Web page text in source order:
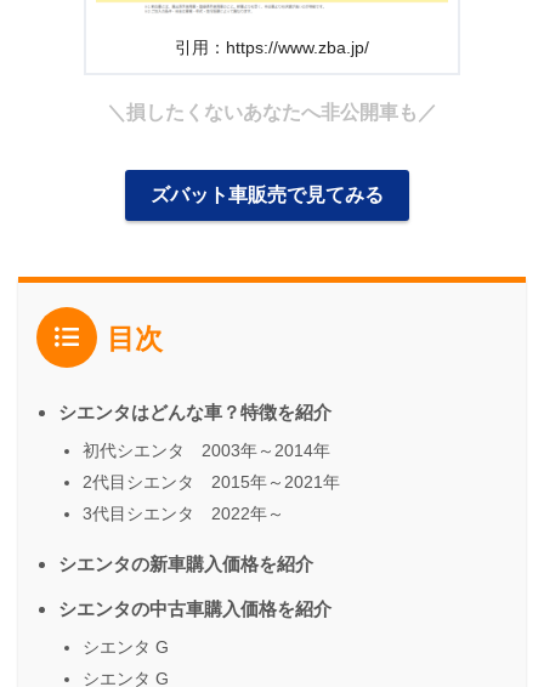
引用：https://www.zba.jp/
＼損したくないあなたへ非公開車も／
ズバット車販売で見てみる
目次
シエンタはどんな車？特徴を紹介
初代シエンタ 2003年～2014年
2代目シエンタ 2015年～2021年
3代目シエンタ 2022年～
シエンタの新車購入価格を紹介
シエンタの中古車購入価格を紹介
シエンタ G
シエンタ G